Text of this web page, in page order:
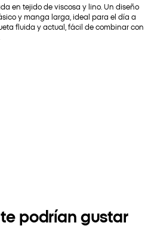
en tejido de viscosa y lino. Un diseño
y manga larga, ideal para el día a
fluida y actual, fácil de combinar con
podrían gustar